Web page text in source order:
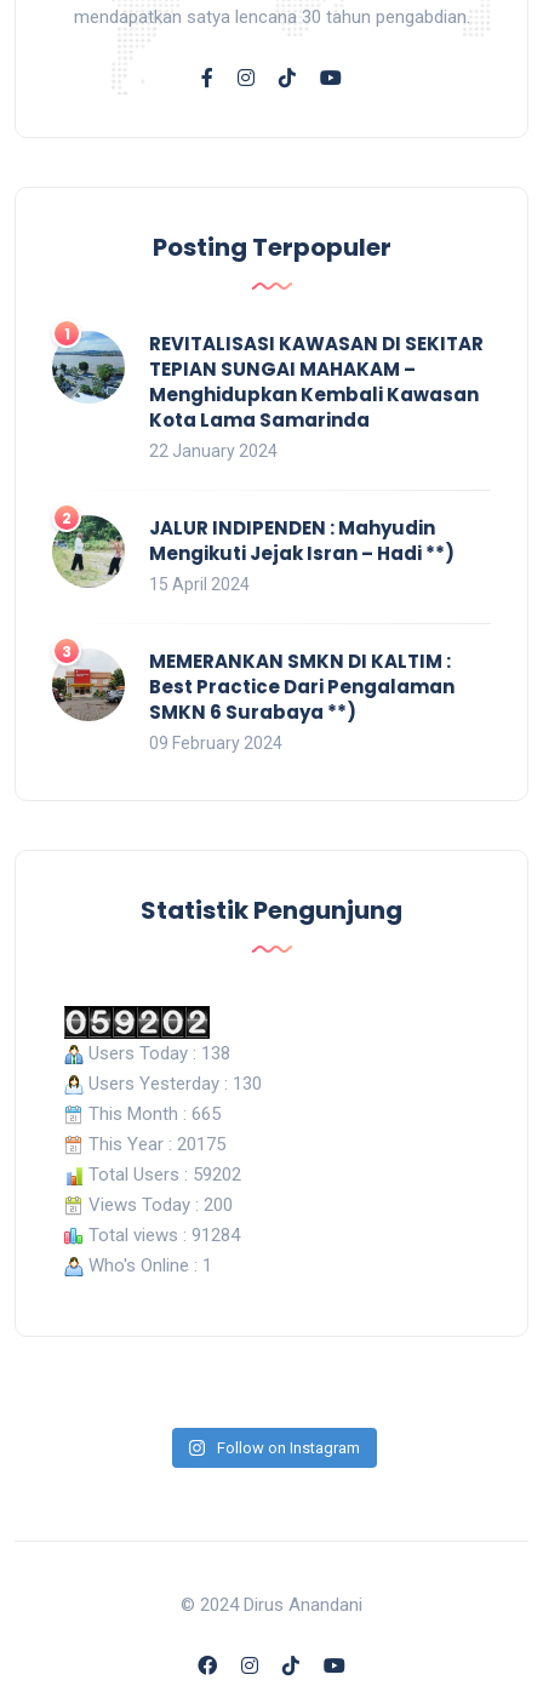
mendapatkan satya lencana 30 tahun pengabdian.
Posting Terpopuler
REVITALISASI KAWASAN DI SEKITAR
TEPIAN SUNGAI MAHAKAM –
Menghidupkan Kembali Kawasan
Kota Lama Samarinda
22 January 2024
JALUR INDIPENDEN : Mahyudin
Mengikuti Jejak Isran – Hadi **)
15 April 2024
MEMERANKAN SMKN DI KALTIM :
Best Practice Dari Pengalaman
SMKN 6 Surabaya **)
09 February 2024
Statistik Pengunjung
Users Today : 138
Users Yesterday : 130
This Month : 665
This Year : 20175
Total Users : 59202
Views Today : 200
Total views : 91284
Who's Online : 1
Follow on Instagram
© 2024 Dirus Anandani